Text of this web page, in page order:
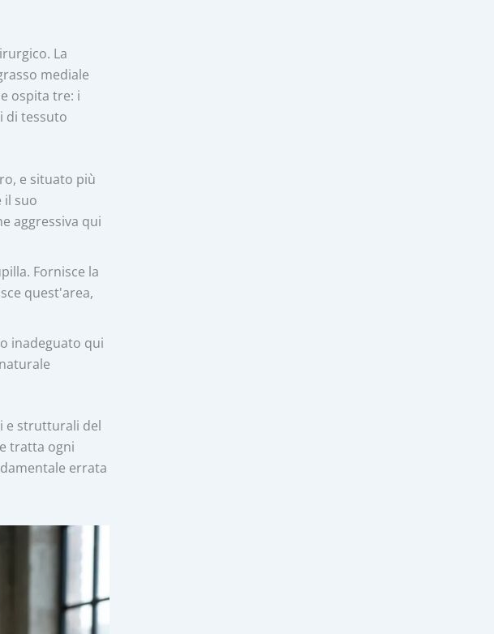
La
mediale
ospita tre: i
di tessuto
e situato più
il suo
aggressiva qui
Fornisce la
quest'area,
inadeguato qui
e strutturali del
tratta ogni
errata